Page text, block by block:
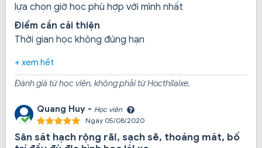
2. Điều gì làm nên một trung tâm đào tạo lái
xe chất lượng như Hoàng Anh
Các khóa học lái xe xuất sắc
đơn giản, hỗ trợ xe tập lái cho học viên khi đăng ký học
lái xe hạng A1 tại Hoàng Anh, cấp miễn phí bộ hồ sơ
đăng ký ghi danh theo mẫu có sẵn của trung tâm
lựa chọn giờ học phù hợp với mình nhất
Điểm cần cải thiện
Thời gian học không đúng hạn
+ xem hết
Đánh giá từ học viên, không phải từ Hocthilaixe.
Quang Huy - Học viên
Ngày 05/08/2020
Sân sát hạch rộng rãi, sạch sẽ, thoáng mát, bố